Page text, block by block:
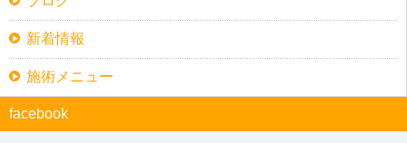
新着情報
施術メニュー
facebook